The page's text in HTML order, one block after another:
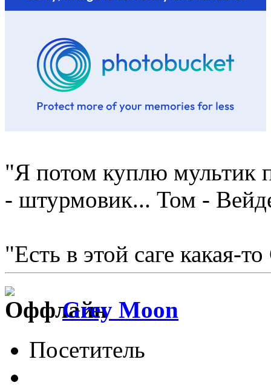
"Я потом куплю мультик
- штурмовик... Том -
"Есть в этой саге какая-
Grey Moon
Посетитель